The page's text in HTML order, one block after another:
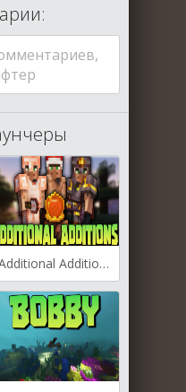
Additional Additions для Майнкрафт [1.19.4, 1.19.3, 1.19.2]